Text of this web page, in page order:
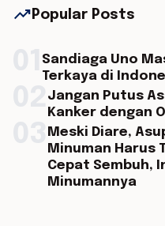
trending_up Popular Posts
Sandiaga Uno
Terkaya di
Jangan Putus
Kanker dengan
Meski Diare,
Minuman Harus
Cepat Sembuh,
Minumannya